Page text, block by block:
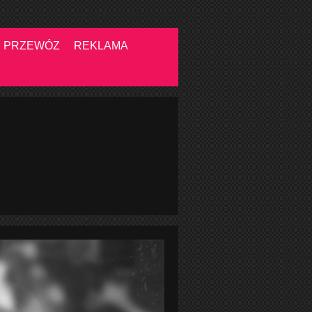
PRZEWÓZ REKLAMA